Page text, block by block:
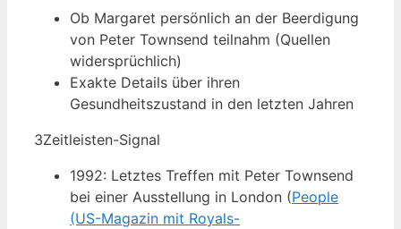
Ob Margaret persönlich an der Beerdigung
von Peter Townsend teilnahm (Quellen
widersprüchlich)
Exakte Details über ihren
Gesundheitszustand in den letzten Jahren
3Zeitleisten-Signal
1992: Letztes Treffen mit Peter Townsend
bei einer Ausstellung in London (People
(US-Magazin mit Royals-